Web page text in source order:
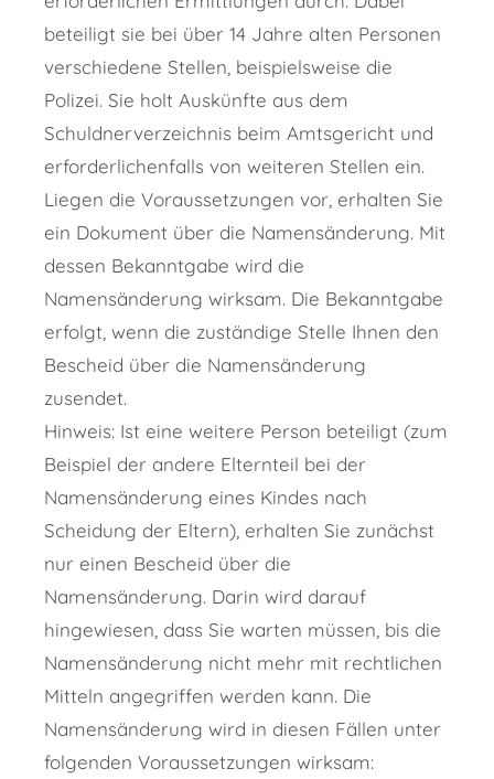
beteiligt sie bei über 14 Jahre alten Personen
verschiedene Stellen, beispielsweise die
Polizei. Sie holt Auskünfte aus dem
Schuldnerverzeichnis beim Amtsgericht und
erforderlichenfalls von weiteren Stellen ein.
Liegen die Voraussetzungen vor, erhalten Sie
ein Dokument über die Namensänderung. Mit
dessen Bekanntgabe wird die
Namensänderung wirksam. Die Bekanntgabe
erfolgt, wenn die zuständige Stelle Ihnen den
Bescheid über die Namensänderung
zusendet.
Hinweis: Ist eine weitere Person beteiligt (zum
Beispiel der andere Elternteil bei der
Namensänderung eines Kindes nach
Scheidung der Eltern), erhalten Sie zunächst
nur einen Bescheid über die
Namensänderung. Darin wird darauf
hingewiesen, dass Sie warten müssen, bis die
Namensänderung nicht mehr mit rechtlichen
Mitteln angegriffen werden kann. Die
Namensänderung wird in diesen Fällen unter
folgenden Voraussetzungen wirksam: